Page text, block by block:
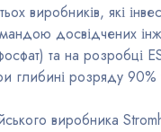
виробників, які
досвідчених
та на
розряду 90%
виробника